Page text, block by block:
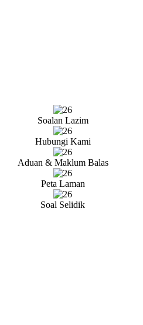
Soalan Lazim
Hubungi Kami
Aduan & Maklum Balas
Peta Laman
Soal Selidik